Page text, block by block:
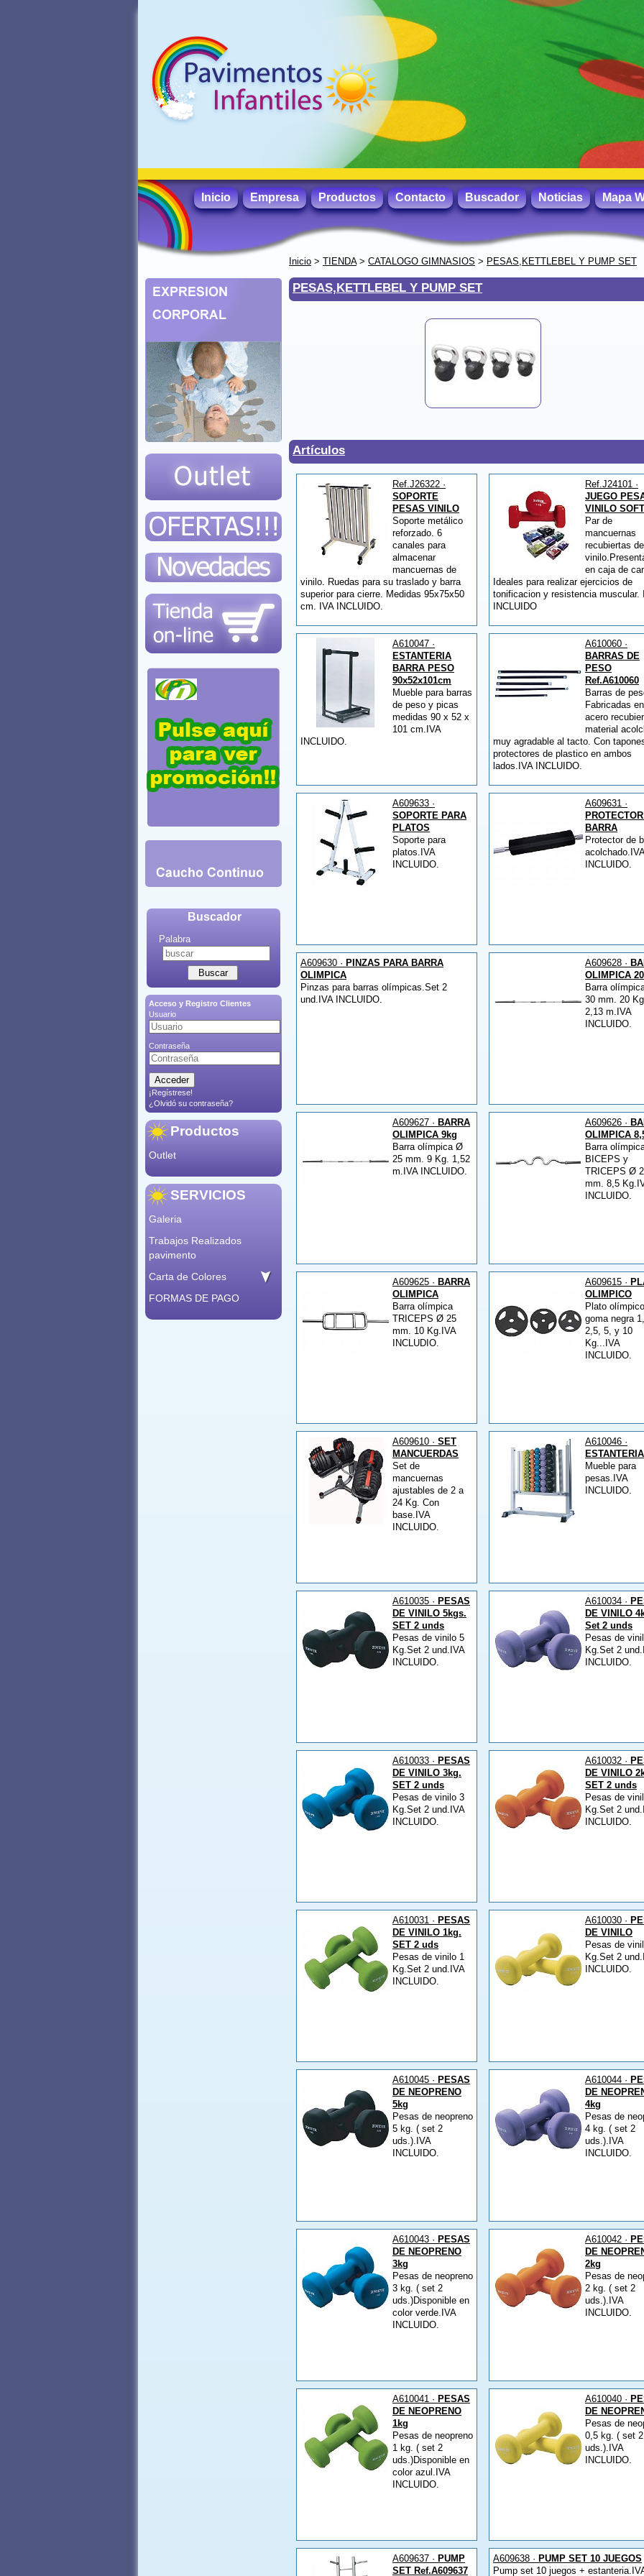
Inicio Empresa Productos Contacto Buscador Noticias Mapa
Buscador
Palabra
Acceso y Registro Clientes
Usuario
Contraseña
¡Regístrese!
¿Olvidó su contraseña?
Productos
Outlet
SERVICIOS
Galeria
Trabajos Realizados
pavimento
Carta de Colores
FORMAS DE PAGO
Inicio > TIENDA> CATALOGO GIMNASIOS > PESAS,KETTLEBEL Y PUMP SET
PESAS,KETTLEBEL Y PUMP SET
Artículos
Ref.J26322 ·
SOPORTE
PESAS VINILO
Soporte metálico
reforzado. 6
canales para
almacenar
mancuernas de
vinilo. Ruedas para su traslado y barra
superior para cierre. Medidas 95x75x50
cm. IVA INCLUIDO.
Ref.J24101 ·
JUEGO
VINILO
Par de
mancuernas
recubiertas de
en caja de
Ideales para realizar ejercicios de
tonificacion y resistencia muscular.
INCLUIDO
A610047 ·
ESTANTERIA
BARRA PESO
90x52x101cm
Mueble para barras
de peso y picas
medidas 90 x 52 x
101 cm.IVA
INCLUIDO.
A610060 ·
BARRAS DE
PESO
Ref.A610060
Barras de
Fabricadas en
acero
material
muy agradable al tacto. Con
protectores de plastico en ambos
lados.IVA INCLUIDO.
A609633 ·
SOPORTE PARA
PLATOS
Soporte para
platos.IVA
INCLUIDO.
A609631 ·
BARRA
Protector de
acolchado.IVA
INCLUIDO.
A609630 · PINZAS PARA BARRA
OLIMPICA
Pinzas para barras olímpicas.Set 2
und.IVA INCLUIDO.
A609628 ·
OLIMPICA
Barra
30 mm. 20
2,13 m.IVA
INCLUIDO.
A609627 · BARRA
OLIMPICA 9kg
Barra olímpica Ø
25 mm. 9 Kg. 1,52
m.IVA INCLUIDO.
A609626 ·
OLIMPICA
Barra
BICEPS y
TRICEPS Ø
mm. 8,5
INCLUIDO.
A609625 · BARRA
OLIMPICA
Barra olímpica
TRICEPS Ø 25
mm. 10 Kg.IVA
INCLUDIO.
A609615 ·
OLIMPICO
Plato olímpico
goma negra
2,5, 5, y 10
Kg...IVA
INCLUIDO.
A609610 · SET
MANCUERDAS
Set de
mancuernas
ajustables de 2 a
24 Kg. Con
base.IVA
INCLUIDO.
A610046 ·
ESTANTERIA
Mueble para
pesas.IVA
INCLUIDO.
A610035 · PESAS
DE VINILO 5kgs.
SET 2 unds
Pesas de vinilo 5
Kg.Set 2 und.IVA
INCLUIDO.
A610034 ·
DE VINILO
Set 2 unds
Pesas de
Kg.Set 2
INCLUIDO.
A610033 · PESAS
DE VINILO 3kg.
SET 2 unds
Pesas de vinilo 3
Kg.Set 2 und.IVA
INCLUIDO.
A610032 ·
DE VINILO
SET 2 unds
Pesas de
Kg.Set 2
INCLUIDO.
A610031 · PESAS
DE VINILO 1kg.
SET 2 uds
Pesas de vinilo 1
Kg.Set 2 und.IVA
INCLUIDO.
A610030 ·
DE VINILO
Pesas de
Kg.Set 2
INCLUIDO.
A610045 · PESAS
DE NEOPRENO
5kg
Pesas de neopreno
5 kg. ( set 2
uds.).IVA
INCLUIDO.
A610044 ·
DE
4kg
Pesas de
4 kg. ( set 2
uds.).IVA
INCLUIDO.
A610043 · PESAS
DE NEOPRENO
3kg
Pesas de neopreno
3 kg. ( set 2
uds.)Disponible en
color verde.IVA
INCLUIDO.
A610042 ·
DE
2kg
Pesas de
2 kg. ( set 2
uds.).IVA
INCLUIDO.
A610041 · PESAS
DE NEOPRENO
1kg
Pesas de neopreno
1 kg. ( set 2
uds.)Disponible en
color azul.IVA
INCLUIDO.
A610040 ·
DE
Pesas de
0,5 kg. ( set 2
uds.).IVA
INCLUIDO.
A609637 · PUMP
SET Ref.A609637
A609638 · PUMP SET 10 JUEGOS
Pump set 10 juegos +